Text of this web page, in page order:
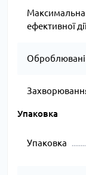
Максимальна
ефективної
Оброблювані
Упаковка
Упаковка